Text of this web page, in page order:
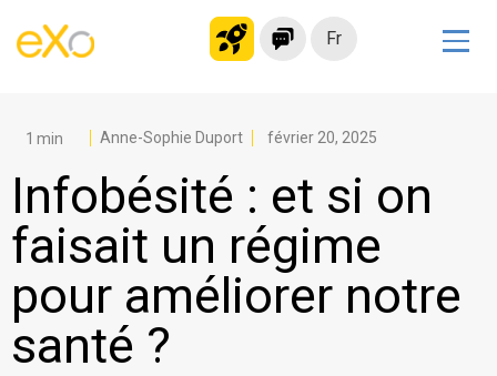
Fr
Intranet moderne
Plateforme collaborative
Réseau social
Hub de connaissances
Portail d’applications
Alternative à
Microsoft 365
Anne-Sophie Duport février 20, 2025
Infobésité : et si on
faisait un régime
pour améliorer notre
santé ?